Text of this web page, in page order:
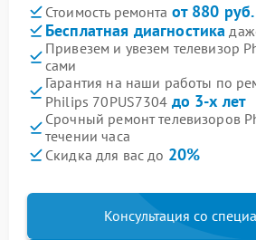
Стоимость ремонта от 880 руб.
Бесплатная диагностика
Привезем и увезем телевизор
сами
Гарантия на наши работы по
Philips 70PUS7304 до 3-х лет
Срочный ремонт телевизоров
течении часа
Скидка для вас до 20%
Консультация со